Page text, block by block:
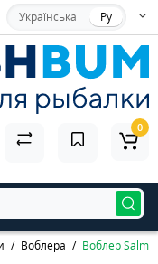
Українська Ру
0
Воблера Воблер